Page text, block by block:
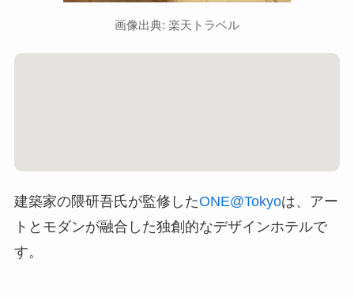
画像出典: 楽天トラベル
建築家の隈研吾氏が監修したONE@Tokyoは、アー
トとモダンが融合した独創的なデザインホテルで
す。